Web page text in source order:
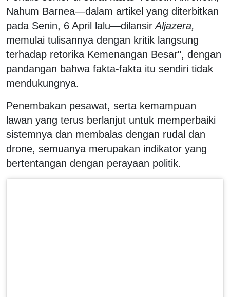
Nahum Barnea—dalam artikel yang diterbitkan
pada Senin, 6 April lalu—dilansirAljazera,
memulai tulisannya dengan kritik langsung
terhadap retorika Kemenangan Besar", dengan
pandangan bahwa fakta-fakta itu sendiri tidak
mendukungnya.
Penembakan pesawat, serta kemampuan
lawan yang terus berlanjut untuk memperbaiki
sistemnya dan membalas dengan rudal dan
drone, semuanya merupakan indikator yang
bertentangan dengan perayaan politik.